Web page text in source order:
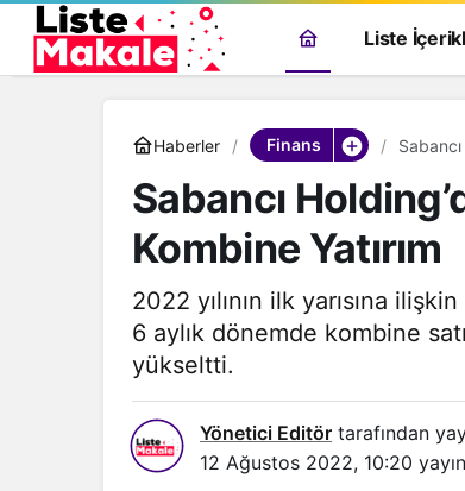
Liste
Haberler Finans
Sabancı
Kombine Yatırım
2022 yılının ilk yarısına
6 aylık dönemde kombine
yükseltti.
Yönetici Editör tarafından
12 Ağustos 2022, 10:20